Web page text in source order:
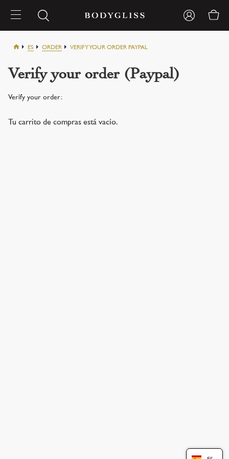
ES ORDER VERIFY YOUR ORDER PAYPAL
Verify your order (Paypal)
Verify your order:
Tu carrito de compras está vacío.